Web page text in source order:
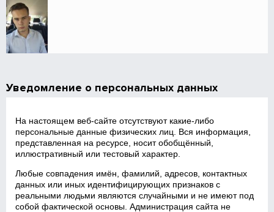
Уведомление о персональных данных
На настоящем веб‑сайте отсутствуют какие‑либо
персональные данные физических лиц. Вся информация,
представленная на ресурсе, носит обобщённый,
иллюстративный или тестовый характер.
Любые совпадения имён, фамилий, адресов, контактных
данных или иных идентифицирующих признаков с
реальными людьми являются случайными и не имеют под
собой фактической основы. Администрация сайта не